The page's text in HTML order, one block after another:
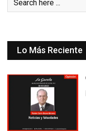
Lo Más Reciente